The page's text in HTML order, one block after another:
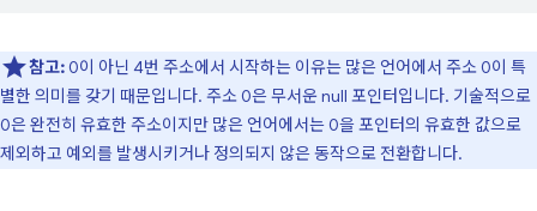
참고: 0이 아닌 4번 주소에서 시작하는 이유는 많은 언어에서 주소 0이 특
별한 의미를 갖기 때문입니다. 주소 0은 무서운 null 포인터입니다. 기술적으로
0은 완전히 유효한 주소이지만 많은 언어에서는 0을 포인터의 유효한 값으로
제외하고 예외를 발생시키거나 정의되지 않은 동작으로 전환합니다.